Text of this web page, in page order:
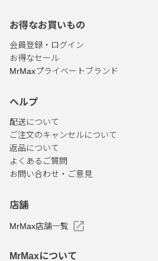
お得なお買いもの
会員登録・ログイン
お得なセール
MrMaxプライベートブランド
ヘルプ
配送について
ご注文のキャンセルについて
返品について
よくあるご質問
お問い合わせ・ご意見
店舗
MrMax店舗一覧
MrMaxについて